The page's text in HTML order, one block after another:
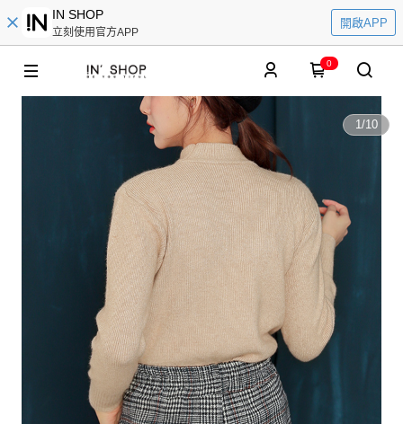
IN SHOP
立刻使用官方APP
開啟APP
0
1/10